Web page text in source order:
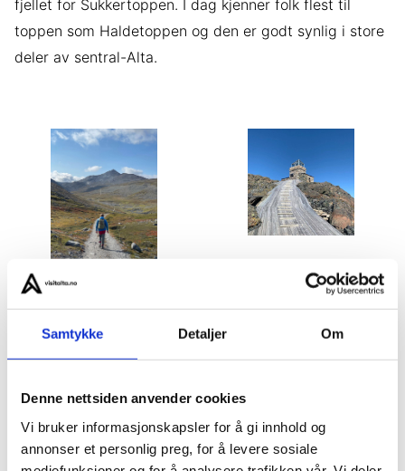
Samtykke Detaljer Om
Denne nettsiden anvender cookies
Vi bruker informasjonskapsler for å gi innhold og
annonser et personlig preg, for å levere sosiale
fjellet for Sukkertoppen. I dag kjenner folk flest til
toppen som Haldetoppen og den er godt synlig i store
deler av sentral-Alta.
01: On the way to the sacred mountain Halde. Photo: Katja
Pettersen
02: The old observation building at the top. Photo: @lovgrenerik
Men hvordan har det seg at Haldetoppen i Alta huset
verdens første permanente nordlysobservatorium? Det